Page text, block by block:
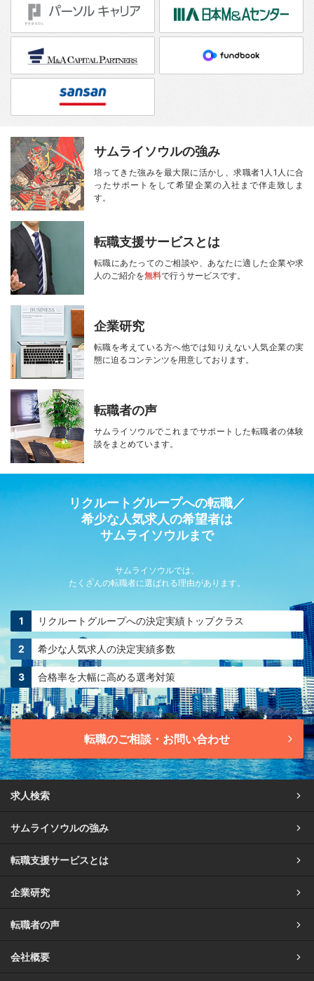
サムライソウルの強み
培ってきた強みを最大限に活かし、求職者1人1人に合
ったサポートをして希望企業の入社まで伴走致しま
す。
転職支援サービスとは
転職にあたってのご相談や、あなたに適した企業や求
人のご紹介を無料で行うサービスです。
企業研究
転職を考えている方へ他では知りえない人気企業の実
態に迫るコンテンツを用意しております。
転職者の声
サムライソウルでこれまでサポートした転職者の体験
談をまとめています。
リクルートグループへの転職／
希少な人気求人の希望者は
サムライソウルまで
サムライソウルでは、
たくさんの転職者に選ばれる理由があります。
リクルートグループへの決定実績トップクラス
希少な人気求人の決定実績多数
合格率を大幅に高める選考対策
転職のご相談・お問い合わせ
求人検索
サムライソウルの強み
転職支援サービスとは
企業研究
転職者の声
会社概要